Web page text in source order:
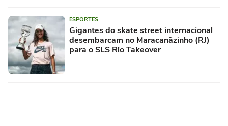
ESPORTES
Gigantes do skate street internacional
desembarcam no Maracanãzinho (RJ)
para o SLS Rio Takeover